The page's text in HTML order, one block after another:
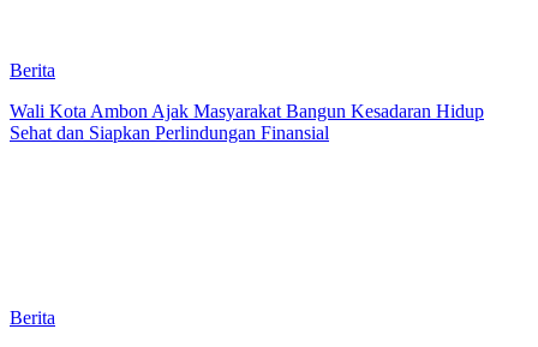
Berita
Wali Kota Ambon Ajak Masyarakat Bangun Kesadaran Hidup
Sehat dan Siapkan Perlindungan Finansial
Berita